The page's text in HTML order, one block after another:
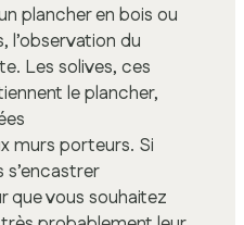
plancher en bois ou
l’observation du
Les solives, ces
le plancher,
murs porteurs. Si
que vous souhaitez